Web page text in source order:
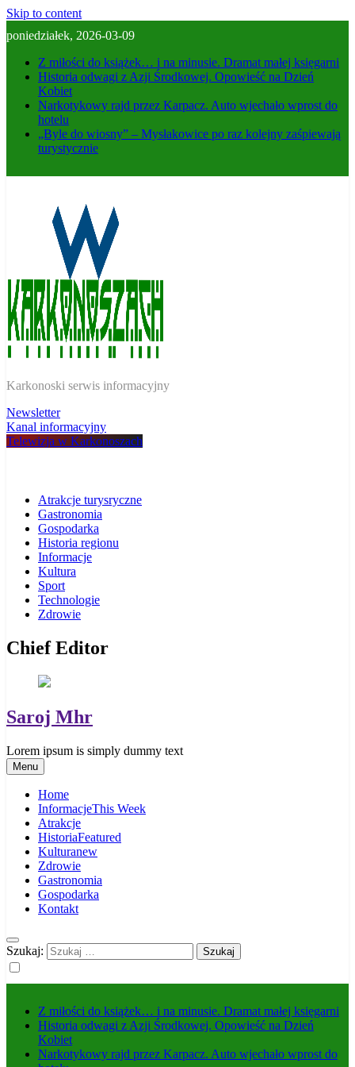
Skip to content
poniedziałek, 2026-03-09
Z miłości do książek… i na minusie. Dramat małej księgarni
Historia odwagi z Azji Środkowej. Opowieść na Dzień
Kobiet
Narkotykowy rajd przez Karpacz. Auto wjechało wprost do
hotelu
„Byle do wiosny” – Mysłakowice po raz kolejny zaśpiewają
turystycznie
W Karkonoszach
Karkonoski serwis informacyjny
Newsletter
Kanal informacyjny
Telewizja w Karkonoszach
Atrakcje turysryczne
Gastronomia
Gospodarka
Historia regionu
Informacje
Kultura
Sport
Technologie
Zdrowie
Chief Editor
Saroj Mhr
Lorem ipsum is simply dummy text
Menu
Home
InformacjeThis Week
Atrakcje
HistoriaFeatured
Kulturanew
Zdrowie
Gastronomia
Gospodarka
Kontakt
Szukaj:
Z miłości do książek… i na minusie. Dramat małej księgarni
Historia odwagi z Azji Środkowej. Opowieść na Dzień
Kobiet
Narkotykowy rajd przez Karpacz. Auto wjechało wprost do